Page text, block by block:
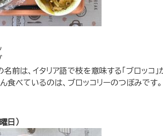
名前は、イタリア語で枝を意味する「ブロッコ」
食べているのは、ブロッコリーのつぼみです。
日）